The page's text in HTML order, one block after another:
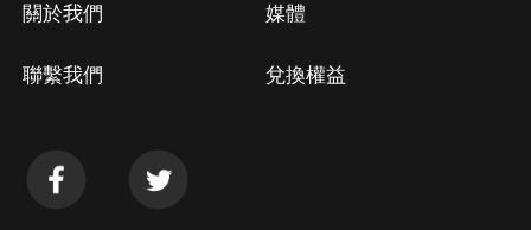
關於我們
聯繫我們
媒體
兌換權益